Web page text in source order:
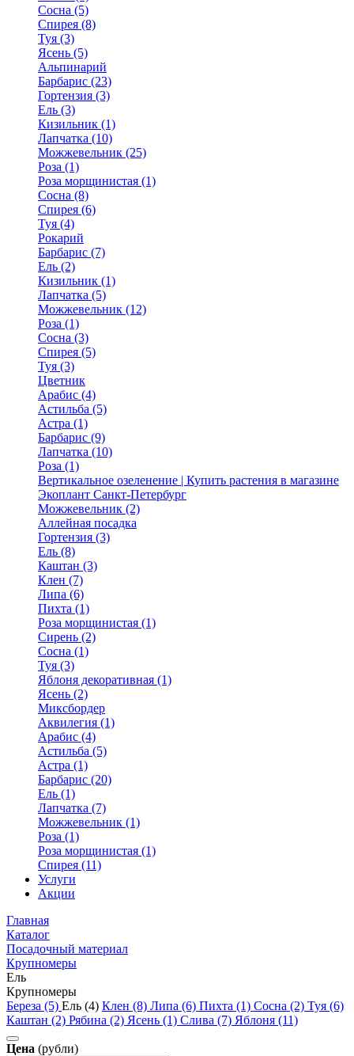
Сосна (5)
Спирея (8)
Туя (3)
Ясень (5)
Альпинарий
Барбарис (23)
Гортензия (3)
Ель (3)
Кизильник (1)
Лапчатка (10)
Можжевельник (25)
Роза (1)
Роза морщинистая (1)
Сосна (8)
Спирея (6)
Туя (4)
Рокарий
Барбарис (7)
Ель (2)
Кизильник (1)
Лапчатка (5)
Можжевельник (12)
Роза (1)
Сосна (3)
Спирея (5)
Туя (3)
Цветник
Арабис (4)
Астильба (5)
Астра (1)
Барбарис (9)
Лапчатка (10)
Роза (1)
Вертикальное озеленение | Купить растения в магазине
Экоплант Санкт-Петербург
Можжевельник (2)
Аллейная посадка
Гортензия (3)
Ель (8)
Каштан (3)
Клен (7)
Липа (6)
Пихта (1)
Роза морщинистая (1)
Сирень (2)
Сосна (1)
Туя (3)
Яблоня декоративная (1)
Ясень (2)
Миксбордер
Аквилегия (1)
Арабис (4)
Астильба (5)
Астра (1)
Барбарис (20)
Ель (1)
Лапчатка (7)
Можжевельник (1)
Роза (1)
Роза морщинистая (1)
Спирея (11)
Услуги
Акции
Главная
Каталог
Посадочный материал
Крупномеры
Ель
Крупномеры
Береза (5) Ель (4) Клен (8) Липа (6) Пихта (1) Сосна (2) Туя (6)
Каштан (2) Рябина (2) Ясень (1) Слива (7) Яблоня (11)
Цена (рубли)